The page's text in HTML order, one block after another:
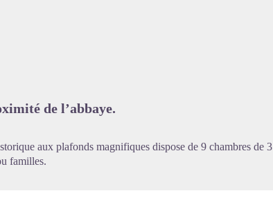
de l’abbaye.
aux plafonds magnifiques dispose de 9 chambres de 3
familles.